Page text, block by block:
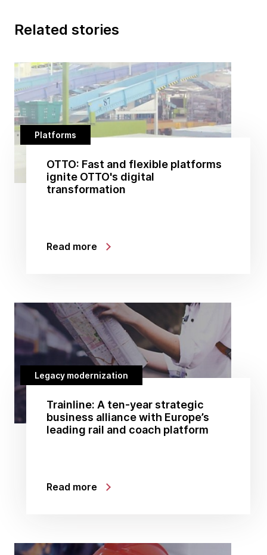
Related stories
Platforms
OTTO: Fast and flexible platforms
ignite OTTO's digital
transformation
Read more
Legacy modernization
Trainline: A ten-year strategic
business alliance with Europe’s
leading rail and coach platform
Read more